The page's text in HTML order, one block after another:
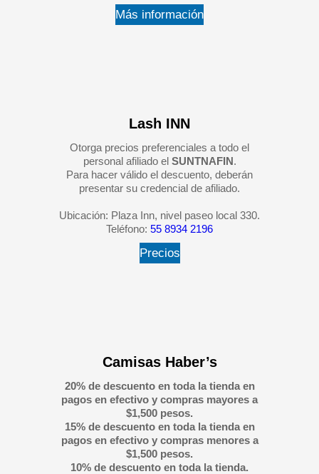
Más información
Lash INN
Otorga precios preferenciales a todo el
personal afiliado el SUNTNAFIN.
Para hacer válido el descuento, deberán
presentar su credencial de afiliado.
Ubicación: Plaza Inn, nivel paseo local 330.
Teléfono: 55 8934 2196
Precios
Camisas Haber’s
20% de descuento en toda la tienda en
pagos en efectivo y compras mayores a
$1,500 pesos.
15% de descuento en toda la tienda en
pagos en efectivo y compras menores a
$1,500 pesos.
10% de descuento en toda la tienda.